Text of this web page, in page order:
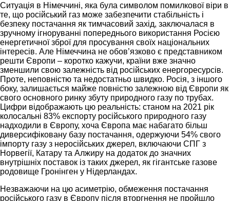
Ситуація в Німеччині, яка була символом помилкової віри в
те, що російський газ може забезпечити стабільність і
безпеку постачання як тимчасовий захід, заключалася в
зручному ігноруванні попереднього використання Росією
енергетичної зброї для просування своїх національних
інтересів. Але Німеччина не обов’язково є представником
решти Європи – коротко кажучи, країни вже значно
зменшили свою залежність від російських енергоресурсів.
Проте, неповністю та недостатньо швидко. Росія, з іншого
боку, залишається майже повністю залежною від Європи як
свого основного ринку збуту природного газу по трубах.
Цифри відображають цю реальність: станом на 2021 рік
колосальні 83% експорту російського природного газу
надходили в Європу, хоча Європа має набагато більш
диверсифіковану базу постачання, одержуючи 54% свого
імпорту газу з неросійських джерел, включаючи СПГ з
Норвегії, Катару та Алжиру на додаток до значних
внутрішніх поставок із таких джерел, як гігантське газове
родовище Гронінген у Нідерландах.
Незважаючи на цю асиметрію, обмеження постачання
російського газу в Європу після вторгнення не пройшло